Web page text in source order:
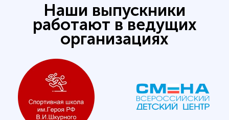
Наши выпускники
работают в ведущих
организациях